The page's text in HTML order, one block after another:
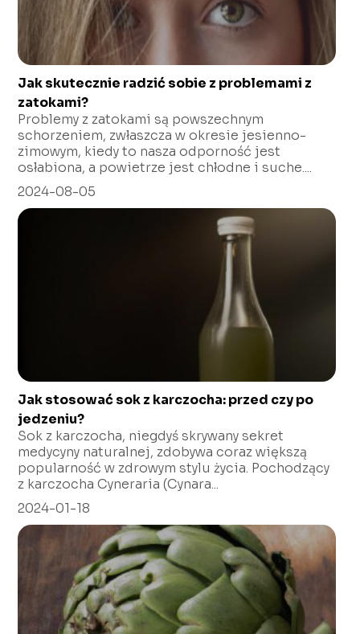
Jak skutecznie radzić sobie z problemami z
zatokami?
Problemy z zatokami są powszechnym
schorzeniem, zwłaszcza w okresie jesienno-
zimowym, kiedy to nasza odporność jest
osłabiona, a powietrze jest chłodne i suche....
2024-08-05
Jak stosować sok z karczocha: przed czy po
jedzeniu?
Sok z karczocha, niegdyś skrywany sekret
medycyny naturalnej, zdobywa coraz większą
popularność w zdrowym stylu życia. Pochodzący
z karczocha Cyneraria (Cynara...
2024-01-18